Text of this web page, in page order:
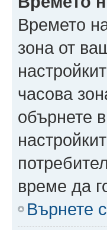
Времето
зона от
часова
обърнете
време да
Върнете